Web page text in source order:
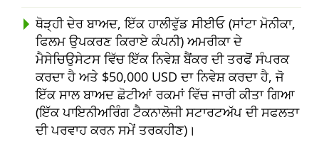
ਥੋੜ੍ਹੀ ਦੇਰ ਬਾਅਦ, ਇੱਕ ਹਾਲੀਵੁੱਡ ਸੀਈਓ (ਸਾਂਟਾ ਮੋਨੀਕਾ,
ਫਿਲਮ ਉਪਕਰਣ ਕਿਰਾਏ ਕੰਪਨੀ) ਅਮਰੀਕਾ ਦੇ
ਮੈਸੇਚਿਉਸੇਟਸ ਵਿੱਚ ਇੱਕ ਨਿਵੇਸ਼ ਬੈਂਕਰ ਦੀ ਤਰਫੋਂ ਸੰਪਰਕ
ਕਰਦਾ ਹੈ ਅਤੇ $50,000 USD ਦਾ ਨਿਵੇਸ਼ ਕਰਦਾ ਹੈ, ਜੋ
ਇੱਕ ਸਾਲ ਬਾਅਦ ਛੋਟੀਆਂ ਰਕਮਾਂ ਵਿੱਚ ਜਾਰੀ ਕੀਤਾ ਗਿਆ
(ਇੱਕ ਪਾਇਨੀਅਰਿੰਗ ਟੈਕਨਾਲੋਜੀ ਸਟਾਰਟਅੱਪ ਦੀ ਸਫਲਤਾ
ਦੀ ਪਰਵਾਹ ਕਰਨ ਸਮੇਂ ਤਰਕਹੀਣ)।